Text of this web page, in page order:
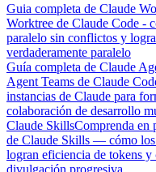
Guia completa de Claude
Worktree de Claude Code -
paralelo sin conflictos y
verdaderamente paralelo
Guía completa de Claude
Agent Teams de Claude
instancias de Claude para
colaboración de desarrollo
Claude SkillsComprenda en
de Claude Skills — cómo los
logran eficiencia de tokens
divulgación progresiva